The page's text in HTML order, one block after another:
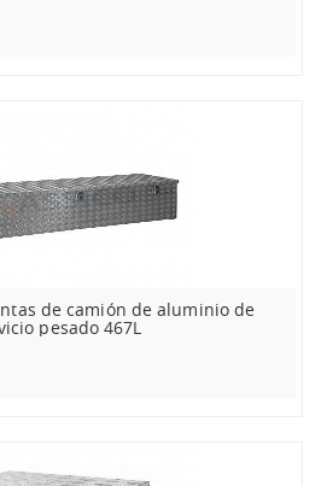
de camión de aluminio de
pesado 467L